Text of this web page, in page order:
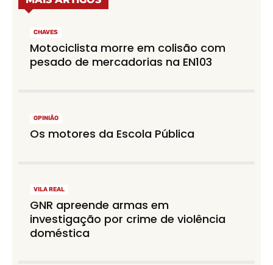
CHAVES
Motociclista morre em colisão com
pesado de mercadorias na EN103
OPINIÃO
Os motores da Escola Pública
VILA REAL
GNR apreende armas em
investigação por crime de violência
doméstica